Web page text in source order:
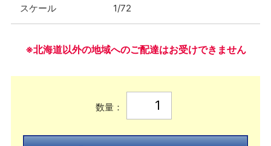
スケール 1/72
※北海道以外の地域へのご配達はお受けできません
数量：